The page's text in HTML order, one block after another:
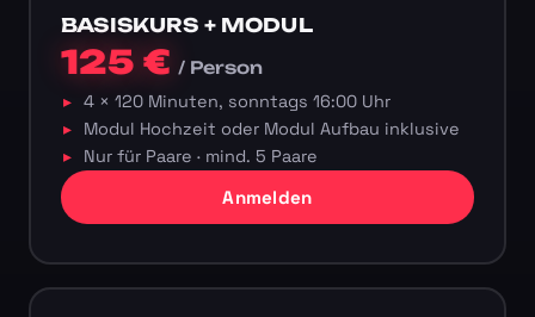
BASISKURS + MODUL
125 €/ Person
4 × 120 Minuten, sonntags 16:00 Uhr
Modul Hochzeit oder Modul Aufbau inklusive
Nur für Paare · mind. 5 Paare
Anmelden